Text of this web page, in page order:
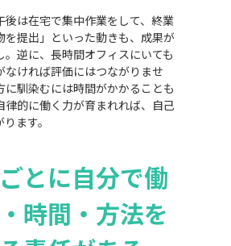
後は在宅で集中作業をして、終業
を提出」といった動きも、成果が
。逆に、長時間オフィスにいても
なければ評価にはつながりませ
に馴染むには時間がかかることも
律的に働く力が育まれれば、自己
ます。
とに自分で働
時間・方法を